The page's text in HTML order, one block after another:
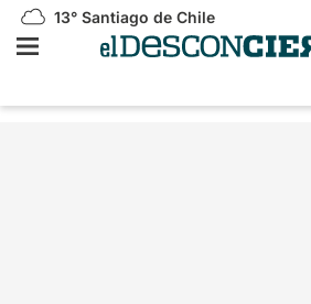
13° Santiago de Chile